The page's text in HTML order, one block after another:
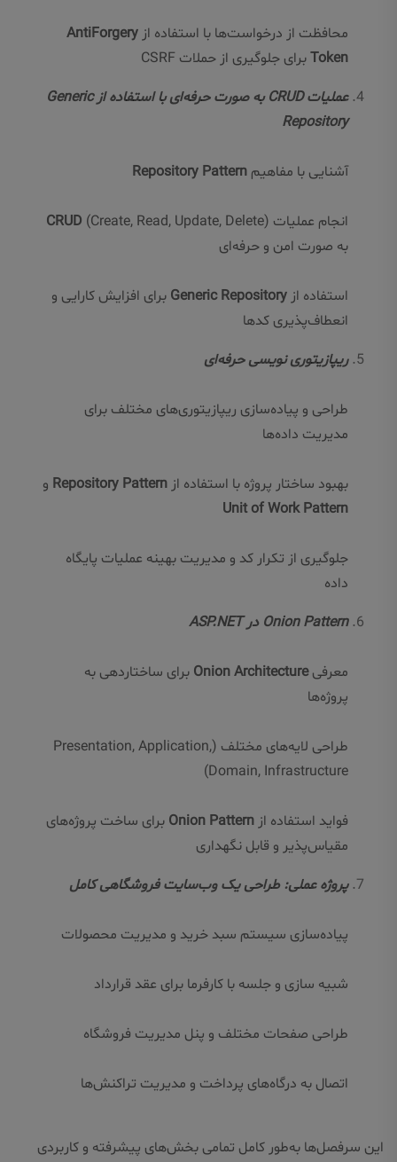
محافظت از درخواست‌ها با استفاده از AntiForgery
Tokenبرای جلوگیری از حملات CSRF
عملیات CRUD به صورت حرفه‌ای با استفاده از Generic
Repository
آشنایی با مفاهیم Repository Pattern
انجام عملیات CRUD (Create, Read, Update, Delete)
به صورت امن و حرفه‌ای
استفاده از Generic Repository برای افزایش کارایی و
انعطاف‌پذیری کدها
ریپازیتوری نویسی حرفه‌ای
طراحی و پیاده‌سازی ریپازیتوری‌های مختلف برای
مدیریت داده‌ها
بهبود ساختار پروژه با استفاده از Repository Pattern و
Unit of Work Pattern
جلوگیری از تکرار کد و مدیریت بهینه عملیات پایگاه
داده
Onion Pattern در ASP.NET
معرفیOnion Architecture برای ساختاردهی به
پروژه‌ها
طراحی لایه‌های مختلف (Presentation, Application,
Domain, Infrastructure)
فواید استفاده از Onion Pattern برای ساخت پروژه‌های
مقیاس‌پذیر و قابل نگهداری
پروژه عملی: طراحی یک وب‌سایت فروشگاهی کامل
پیاده‌سازی سیستم سبد خرید و مدیریت محصولات
شبیه سازی و جلسه با کارفرما برای عقد قرارداد
طراحی صفحات مختلف و پنل مدیریت فروشگاه
اتصال به درگاه‌های پرداخت و مدیریت تراکنش‌ها
این سرفصل‌ها به‌طور کامل تمامی بخش‌های پیشرفته و کاربردی